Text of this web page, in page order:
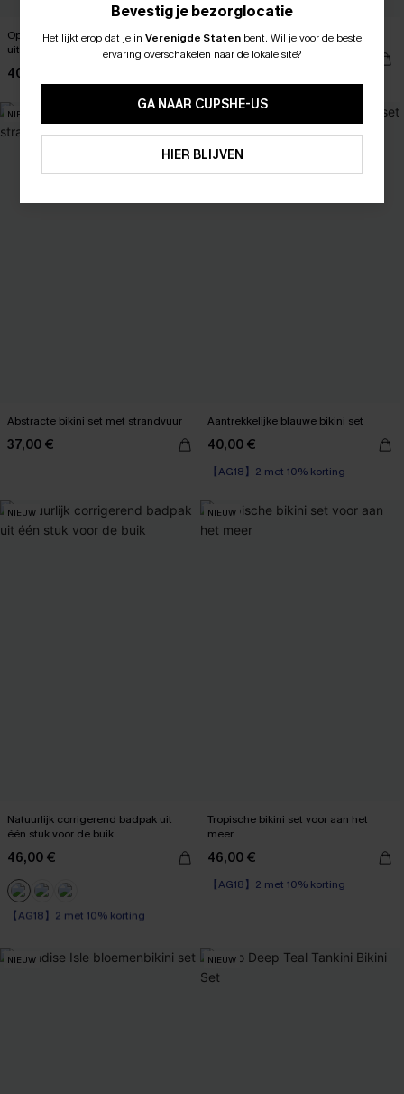
Op avontuur: Luipaardprint badpak
uit één stuk
40,00 €
Sienna Brown badpak uit één stuk
43,00 €
NIEUW
Abstracte bikini set met strandvuur
37,00 €
Aantrekkelijke blauwe bikini set
40,00 €
【AG18】2 met 10% korting
NIEUW
Natuurlijk corrigerend badpak uit
één stuk voor de buik
46,00 €
【AG18】2 met 10% korting
Corrigerend badpak
NIEUW
Tropische bikini set voor aan het
meer
46,00 €
【AG18】2 met 10% korting
NIEUW NIEUW
Bevestig je bezorglocatie
Het lijkt erop dat je in Verenigde Staten bent. Wil je voor de beste
ervaring overschakelen naar de lokale site?
GA NAAR CUPSHE-US
HIER BLIJVEN
ABONNEER OM TE KRIJGEN﻿
15% KORTING OP 2ST+
ABONNEREN